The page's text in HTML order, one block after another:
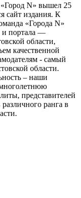
N» вышел 25
сайт издания. К
«Города N»
и портала —
области,
качественной
- самый
области.
– наши
представителей
ранга в